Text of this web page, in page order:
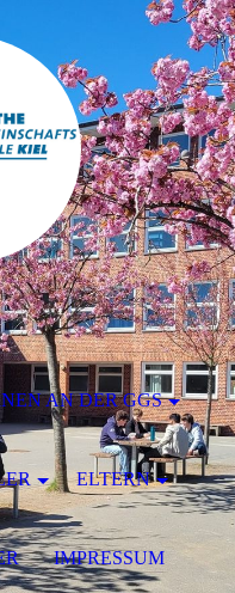
AN DER GGS
ELTERN
IMPRESSUM